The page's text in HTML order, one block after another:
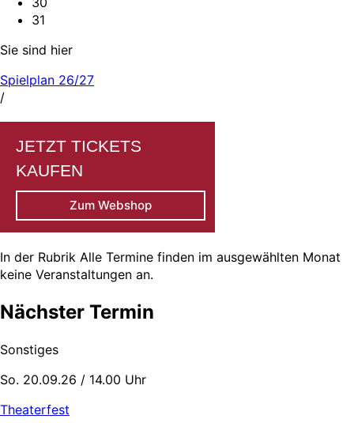
31
Sie sind hier
Spielplan 26/27
/
JETZT TICKETS
KAUFEN
Zum Webshop
In der Rubrik Alle Termine finden im ausgewählten Monat
keine Veranstaltungen an.
Nächster Termin
Sonstiges
So. 20.09.26 / 14.00 Uhr
Theaterfest